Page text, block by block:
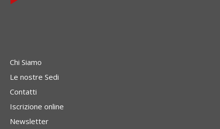
Chi Siamo
Le nostre Sedi
Contatti
Iscrizione online
Newsletter